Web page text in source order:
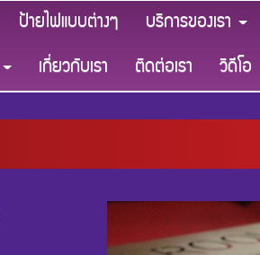
ป้ายไฟแบบต่างๆ บริการของเรา
เกี่ยวกับเรา ติดต่อเรา วิดีโอ